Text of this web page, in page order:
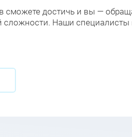
сможете достичь и вы —
Наши